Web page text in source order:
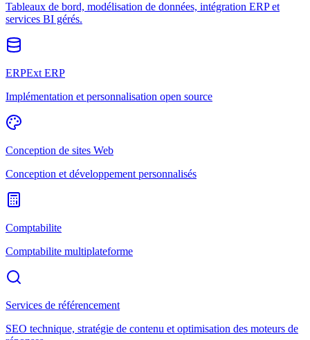
Tableaux de bord, modélisation de données, intégration ERP et
services BI gérés.
ERPExt ERP
Implémentation et personnalisation open source
Conception de sites Web
Conception et développement personnalisés
Comptabilite
Comptabilite multiplateforme
Services de référencement
SEO technique, stratégie de contenu et optimisation des moteurs de